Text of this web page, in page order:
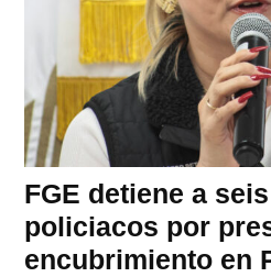
FGE detiene a
policiacos por
encubrimiento en